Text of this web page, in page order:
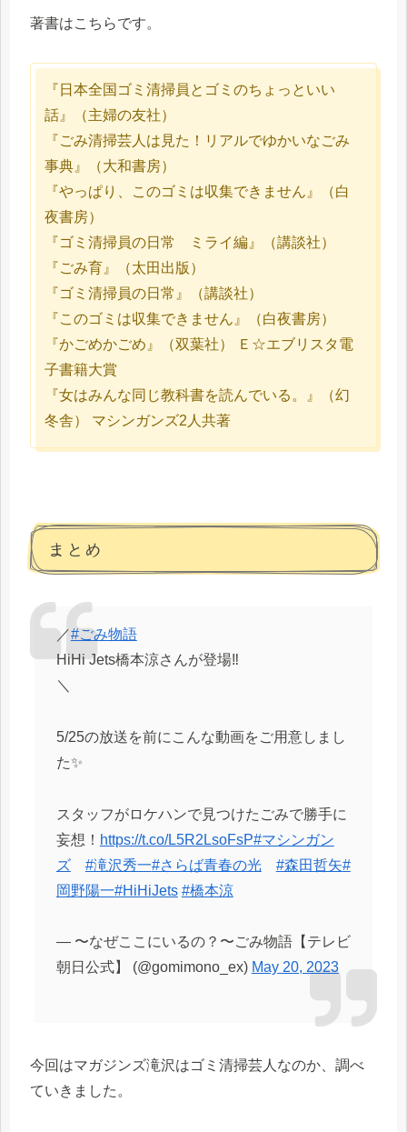
著書はこちらです。
『日本全国ゴミ清掃員とゴミのちょっといい
話』（主婦の友社）
『ごみ清掃芸人は見た！リアルでゆかいなごみ
事典』（大和書房）
『やっぱり、このゴミは収集できません』（白
夜書房）
『ゴミ清掃員の日常 ミライ編』（講談社）
『ごみ育』（太田出版）
『ゴミ清掃員の日常』（講談社）
『このゴミは収集できません』（白夜書房）
『かごめかごめ』（双葉社） Ｅ☆エブリスタ電
子書籍大賞
『女はみんな同じ教科書を読んでいる。』（幻
冬舎） マシンガンズ2人共著
まとめ
／#ごみ物語
HiHi Jets橋本涼さんが登場‼️
＼
5/25の放送を前にこんな動画をご用意しまし
た✨
スタッフがロケハンで見つけたごみで勝手に
妄想！ https://t.co/L5R2LsoFsP#マシンガン
ズ
#滝沢秀一#さらば青春の光 #森田哲矢#
岡野陽一#HiHiJets #橋本涼
— 〜なぜここにいるの？〜ごみ物語【テレビ
朝日公式】 (@gomimono_ex) May 20, 2023
今回はマガジンズ滝沢はゴミ清掃芸人なのか、調べ
ていきました。